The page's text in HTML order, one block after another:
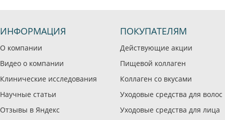
ИНФОРМАЦИЯ
О компании
Видео о компании
Клинические исследования
Научные статьи
Отзывы в Яндекс
ПОКУПАТЕЛЯМ
Действующие акции
Пищевой коллаген
Коллаген со вкусами
Уходовые средства для волос
Уходовые средства для лица